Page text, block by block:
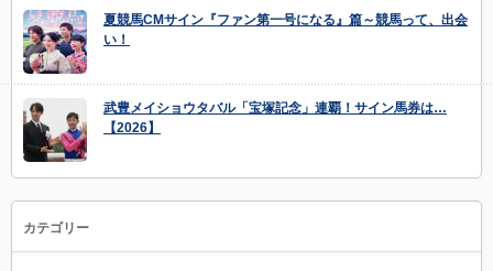
夏競馬CMサイン『ファン第一号になる』篇～競馬って、出会
い！
武豊メイショウタバル「宝塚記念」連覇！サイン馬券は…
【2026】
カテゴリー